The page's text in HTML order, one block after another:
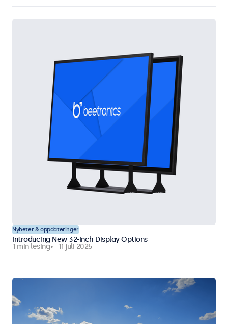
Nyheter & oppdateringer
Introducing New 32-Inch Display Options
1 min lesing
11 juli 2025